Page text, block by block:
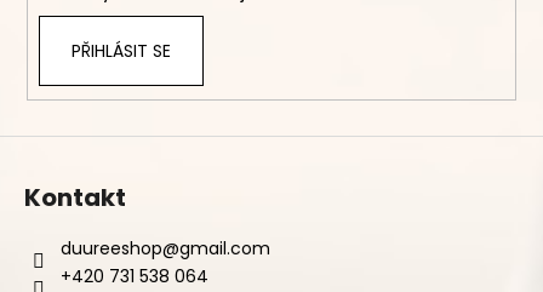
PŘIHLÁSIT SE
Kontakt
duureeshop@gmail.com
+420 731 538 064